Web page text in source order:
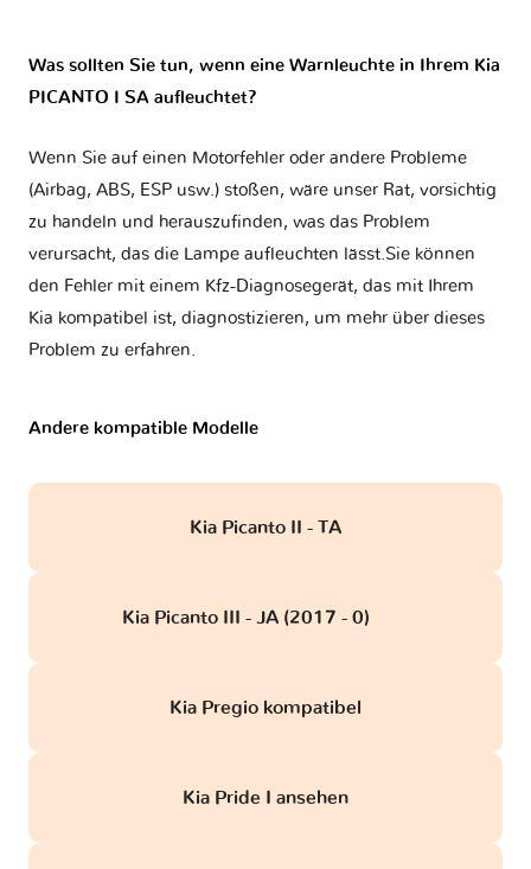
Was sollten Sie tun, wenn eine Warnleuchte in Ihrem Kia
PICANTO I SA aufleuchtet?
Wenn Sie auf einen Motorfehler oder andere Probleme
(Airbag, ABS, ESP usw.) stoßen, wäre unser Rat, vorsichtig
zu handeln und herauszufinden, was das Problem
verursacht, das die Lampe aufleuchten lässt.Sie können
den Fehler mit einem Kfz-Diagnosegerät, das mit Ihrem
Kia kompatibel ist, diagnostizieren, um mehr über dieses
Problem zu erfahren.
Andere kompatible Modelle
Kia Picanto II - TA
Kia Picanto III - JA (2017 - 0)
Kia Pregio kompatibel
Kia Pride I ansehen